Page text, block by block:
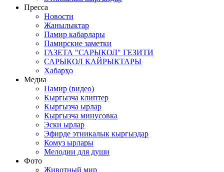
Пресса
Новости
Жанылыктар
Памир кабарлары
Памирские заметки
ГАЗЕТА "САРЫКОЛ" ГЕЗИТИ
САРЫКОЛ КАЙРЫКТАРЫ
Хабарҳо
Медиа
Памир (видео)
Кыргызча клиптер
Кыргызча ырлар
Кыргызча минусовка
Эски ырлар
Эфирде этникалык кыргыздар
Комуз ырлары
Мелодии для души
Фото
Животный мир